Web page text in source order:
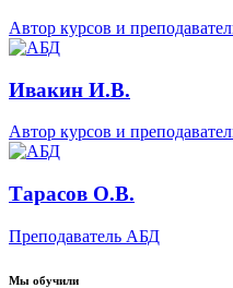
Автор курсов и
Ивакин И.В.
Автор курсов и
Тарасов О.В.
Преподаватель АБД
Мы обучили